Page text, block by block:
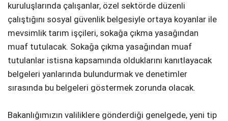
kuruluşlarında çalışanlar, özel sektörde düzenli
çalıştığını sosyal güvenlik belgesiyle ortaya koyanlar ile
mevsimlik tarım işçileri, sokağa çıkma yasağından
muaf tutulacak. Sokağa çıkma yasağından muaf
tutulanlar istisna kapsamında olduklarını kanıtlayacak
belgeleri yanlarında bulundurmak ve denetimler
sırasında bu belgeleri göstermek zorunda olacak.
Bakanlığımızın valiliklere gönderdiği genelgede, yeni tip